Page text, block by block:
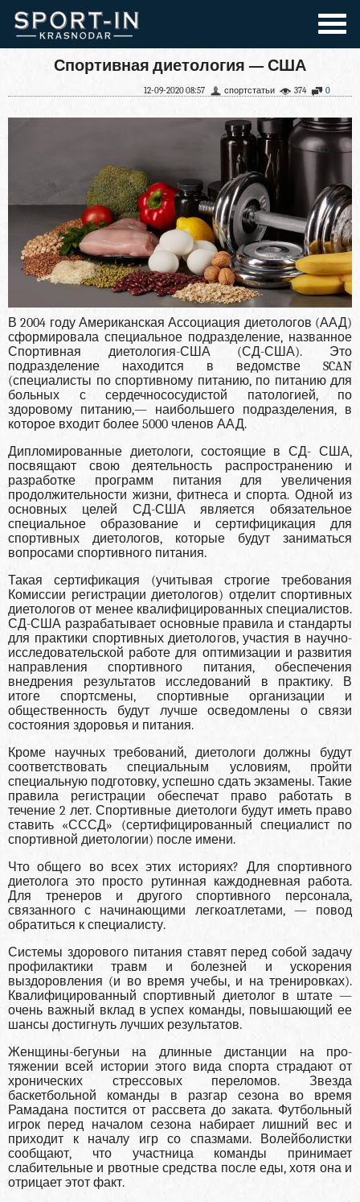
Спортивная диетология — США
0
374
спортстатьи
12-09-2020 08:57
В 2004 году Американская Ассоциация диетоло­гов (ААД)
сформировала специальное подразде­ление, названное
Спортивная диетология-США (СД-США). Это
подразделение находится в ве­домстве SCAN
(специалисты по спортивному питанию, по питанию для
больных с сердечно­сосудистой патологией, по
здоровому питанию,— наибольшего подразделе­ния, в
которое входит более 5000 членов ААД.
Дипломированные диетологи, состоящие в СД- США,
посвящают свою деятельность распрост­ранению и
разработке программ питания для уве­личения
продолжительности жизни, фитнеса и спорта. Одной из
основных целей СД-США яв­ляется обязательное
специальное образование и сертифицикация для
спортивных диетологов, которые будут заниматься
вопросами спортивно­го питания.
Такая сертификация (учитывая строгие требо­вания
Комиссии регистрации диетологов) отде­лит спортивных
диетологов от менее квалифи­цированных специалистов.
СД-США разрабаты­вает основные правила и стандарты
для практи­ки спортивных диетологов, участия в научно-
ис­следовательской работе для оптимизации и раз­вития
направления спортивного питания, обес­печения
внедрения результатов исследований в практику. В
итоге спортсмены, спортивные орга­низации и
общественность будут лучше осведом­лены о связи
состояния здоровья и питания.
Кроме научных требований, диетологи долж­ны будут
соответствовать специальным условиям, пройти
специальную подготовку, успешно сдать экзамены. Такие
правила регистрации обеспечат право работать в
течение 2 лет. Спортивные дие­тологи будут иметь право
ставить «СССД» (сер­тифицированный специалист по
спортивной диетологии) после имени.
Что общего во всех этих историях? Для спортив­ного
диетолога это просто рутинная каждоднев­ная работа.
Для тренеров и другого спортивного персонала,
связанного с начинающими легкоат­летами, — повод
обратиться к специалисту.
Сис­темы здорового питания ставят перед собой за­дачу
профилактики травм и болезней и ускоре­ния
выздоровления (и во время учебы, и на тре­нировках).
Квалифицированный спортивный диетолог в штате —
очень важный вклад в успех команды, повышающий ее
шансы достигнуть лучших результатов.
Женщины-бегуньи на длинные дистанции на про­
тяжении всей истории этого вида спорта страда­ют от
хронических стрессовых переломов. Звез­да
баскетбольной команды в разгар сезона во время
Рамадана постится от рассвета до зака­та. Футбольный
игрок перед началом сезона на­бирает лишний вес и
приходит к началу игр со спазмами. Волейболистки
сообщают, что участ­ница команды принимает
слабительные и рвот­ные средства после еды, хотя она и
отрицает этот факт.